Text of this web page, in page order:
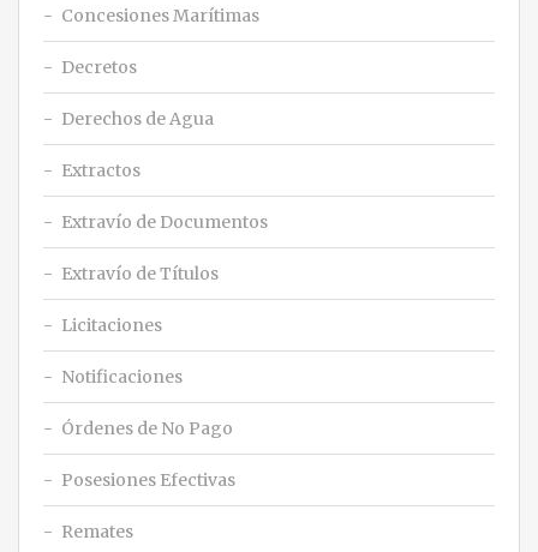
Concesiones Marítimas
Decretos
Derechos de Agua
Extractos
Extravío de Documentos
Extravío de Títulos
Licitaciones
Notificaciones
Órdenes de No Pago
Posesiones Efectivas
Remates